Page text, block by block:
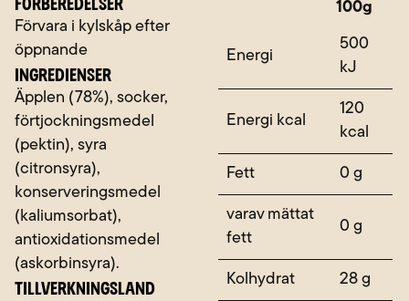
Förvara i kylskåp efter
öppnande
INGREDIENSER
Äpplen (78%), socker,
förtjockningsmedel
(pektin), syra
(citronsyra),
konserveringsmedel
(kaliumsorbat),
antioxidationsmedel
(askorbinsyra).
TILLVERKNINGSLAND
100g
Energi
500
kJ
Energi kcal
120
kcal
Fett 0 g
varav mättat
fett
0 g
Kolhydrat 28 g